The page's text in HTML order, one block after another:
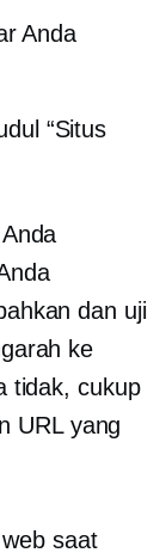
Anda
“Situs
dan uji
ke
tidak, cukup
URL yang
saat